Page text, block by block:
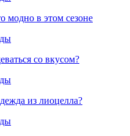
модно в этом сезоне
со вкусом?
из лиоцелла?